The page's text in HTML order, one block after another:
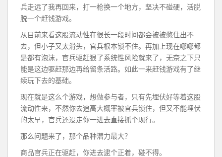
兵走远了我再回来，打一枪换一个地方，坚决不碰硬，活脱
脱一个赶钱游戏。
从目前来看这股流动性在很长一段时间都会被被憋住出不
去，但小子又太滑头，官兵根本锁不住。再加上现在哪哪都
是都有泡沫，官兵驱赶狠了系统性风险就来了，无奈之下只
能是这边驱赶那边再给留条活路。如此一来赶钱游戏有了继
续玩下去的基础。
现在就是这么个游戏，想做参与者，只有先埋伏好等着这股
流动性来，不然你去追高大概率被官兵锁住，但又不能埋伏
的太早，官兵还没走你一进去直接抓个现行。
那么问题来了，那个品种潜力最大？
商品官兵正在驱赶，你进去逮个正着，碰不得。